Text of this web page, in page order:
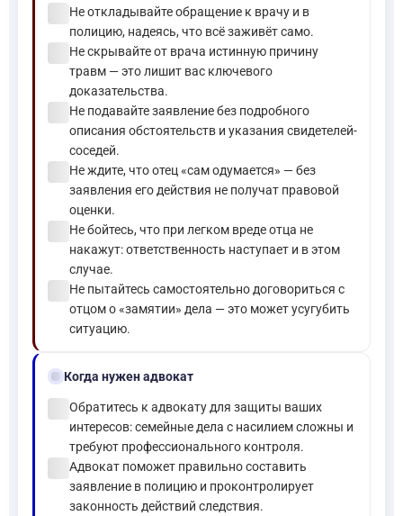
Не откладывайте обращение к врачу и в
полицию, надеясь, что всё заживёт само.
Не скрывайте от врача истинную причину
травм — это лишит вас ключевого
доказательства.
Не подавайте заявление без подробного
описания обстоятельств и указания свидетелей-
соседей.
Не ждите, что отец «сам одумается» — без
заявления его действия не получат правовой
оценки.
Не бойтесь, что при легком вреде отца не
накажут: ответственность наступает и в этом
случае.
Не пытайтесь самостоятельно договориться с
отцом о «замятии» дела — это может усугубить
ситуацию.
gavelКогда нужен адвокат
Обратитесь к адвокату для защиты ваших
интересов: семейные дела с насилием сложны и
требуют профессионального контроля.
Адвокат поможет правильно составить
заявление в полицию и проконтролирует
законность действий следствия.